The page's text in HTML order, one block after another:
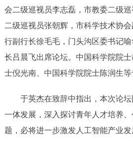
会二级巡视员李志磊，市教委二级
二级巡视员张朝辉，市科学技术协
行副行长徐毛毛，门头沟区委书记
长吕晨飞出席论坛。中国科学院院
士倪光南、中国科学院院士陈润生等
于英杰在致辞中指出，本次论
一体发展，深入探讨青年人才培养
题，必将进一步激发人工智能产业发